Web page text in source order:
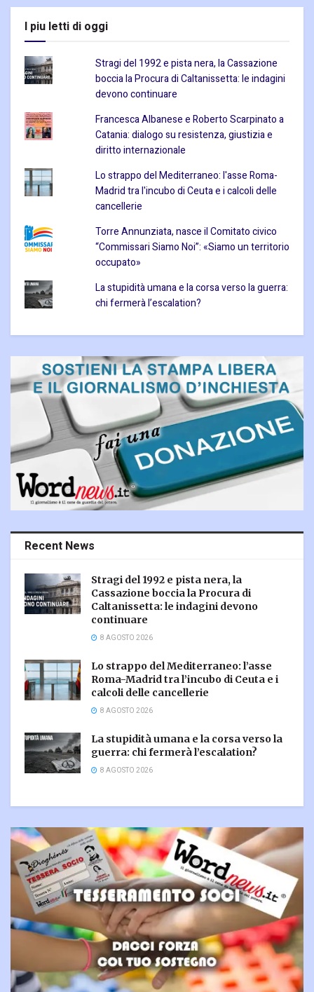
I piu letti di oggi
Stragi del 1992 e pista nera, la Cassazione
boccia la Procura di Caltanissetta: le indagini
devono continuare
Francesca Albanese e Roberto Scarpinato a
Catania: dialogo su resistenza, giustizia e
diritto internazionale
Lo strappo del Mediterraneo: l'asse Roma-
Madrid tra l'incubo di Ceuta e i calcoli delle
cancellerie
Torre Annunziata, nasce il Comitato civico
“Commissari Siamo Noi”: «Siamo un territorio
occupato»
La stupidità umana e la corsa verso la guerra:
chi fermerà l’escalation?
Recent News
Stragi del 1992 e pista nera, la
Cassazione boccia la Procura di
Caltanissetta: le indagini devono
continuare
8 AGOSTO 2026
Lo strappo del Mediterraneo: l’asse
Roma-Madrid tra l’incubo di Ceuta e i
calcoli delle cancellerie
8 AGOSTO 2026
La stupidità umana e la corsa verso la
guerra: chi fermerà l’escalation?
8 AGOSTO 2026